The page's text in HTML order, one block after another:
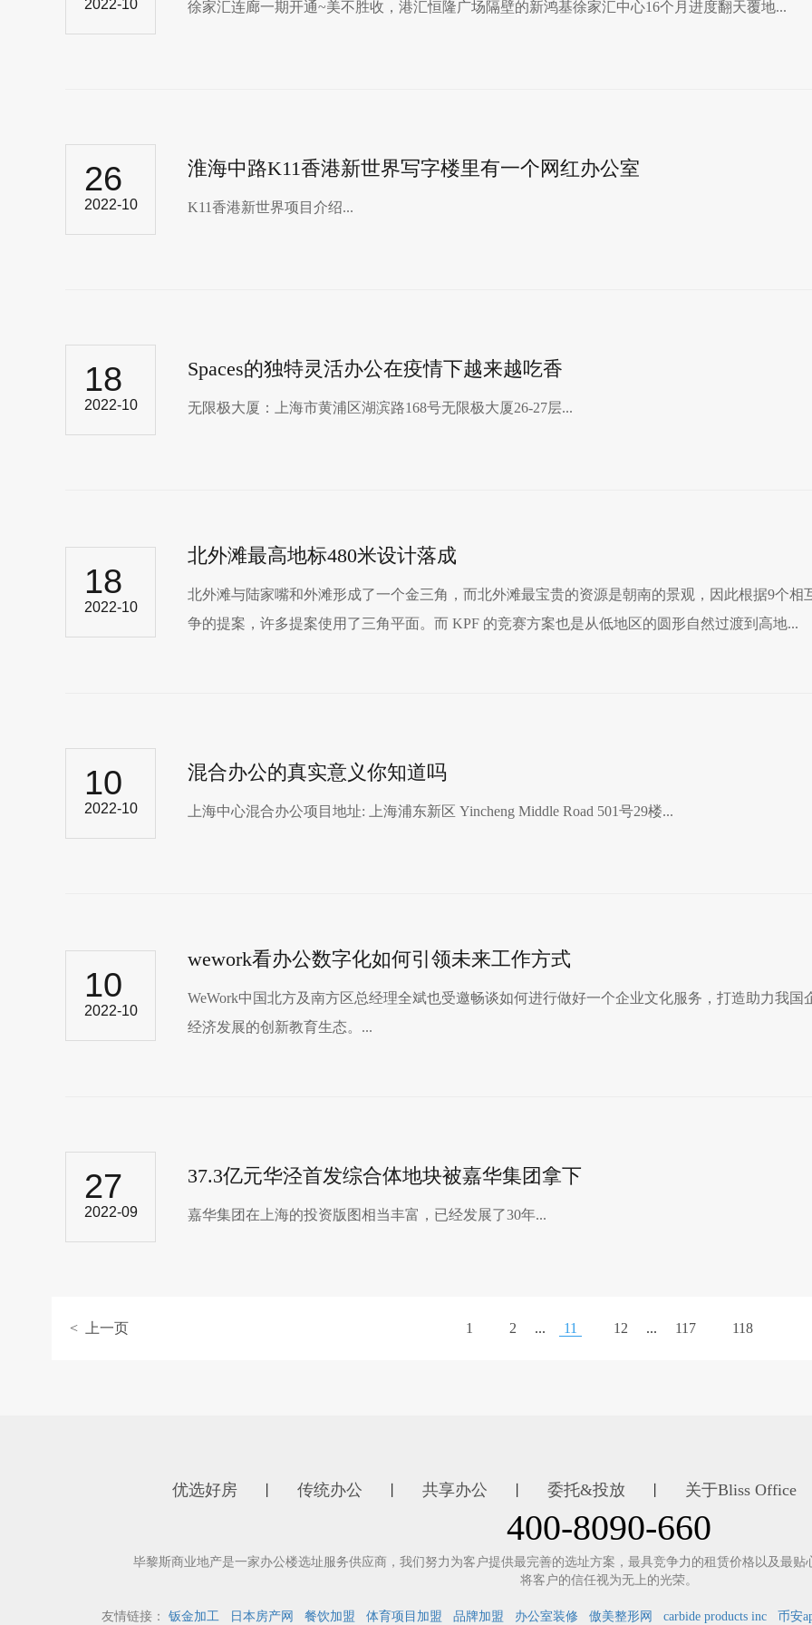
2022-10 徐家汇连廊一期开通~美不胜收，港汇恒隆广场​隔壁的新鸿基徐家汇中心16个月进度翻天覆地...
26
2022-10
淮海中路K11香港新世界写字楼里有一个网红办公室
K11香港新世界项目介绍...
18
2022-10
Spaces的独特灵活办公在疫情下越来越吃香
无限极大厦​：上海市黄浦区湖滨路168号无限极大厦26-27层...
18
2022-10
北外滩最高地标480米设计落成
北外滩​与陆家嘴和外滩形成了一个金三角，而北外滩最宝贵的资源是朝南的景观，因此根据9个相
争的提案，许多提案使用了三角平面。而 KPF 的竞赛方案也是从低地区的圆形自然过渡到高地...
10
2022-10
混合办公的真实意义你知道吗
上海中心混合办公​项目地址: 上海浦东新区 Yincheng Middle Road 501号29楼...
10
2022-10
wework看办公数字化如何引领未来工作方式
WeWork中国北方及南方区总经理全斌也受邀畅谈如何进行做好一个企业文化服务，打造助力我国
经济发展的创新教育生态。...
27
2022-09
37.3亿元华泾首发综合体地块被嘉华集团拿下
嘉华​集团在上海的投资版图相当丰富，已经发展了30年...
1 2 ... 11 12 ... 117 118
< 上一页
优选好房 传统办公 共享办公 委托&投放 关于Bliss Office
400-8090-660
毕黎斯商业地产是一家办公楼选址服务供应商，我们努力为客户提供最完善的选址方案，最具竞争力的租赁价格以及最
将客户的信任视为无上的光荣。
友情链接： 钣金加工 日本房产网 餐饮加盟 体育项目加盟 品牌加盟 办公室装修 傲美整形网 carbide products inc 币安